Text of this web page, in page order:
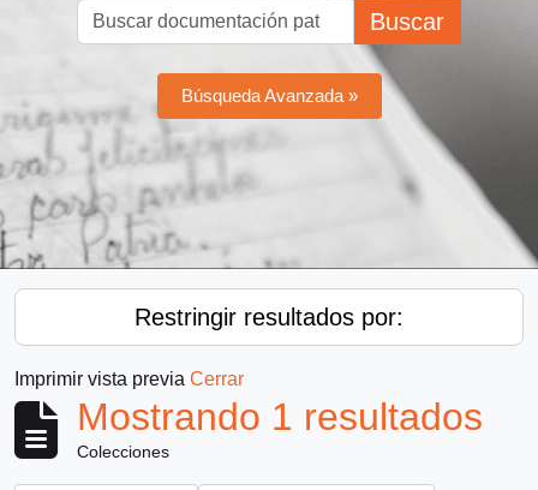
Buscar
Búsqueda Avanzada »
Restringir resultados por:
Imprimir vista previa Cerrar
Mostrando 1 resultados
Colecciones